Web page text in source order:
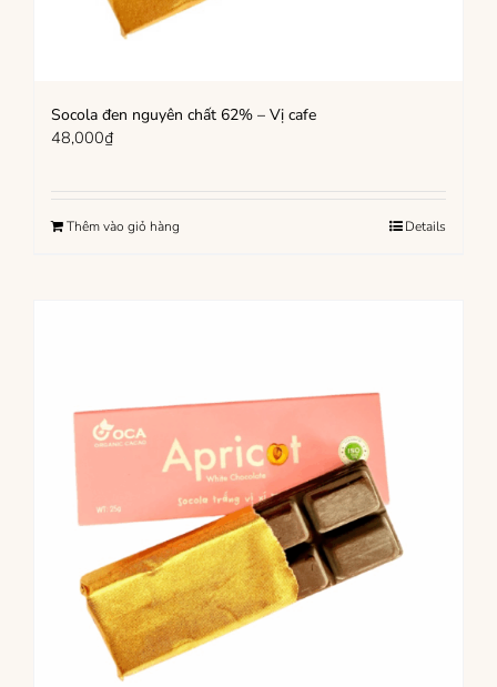
Socola đen nguyên chất 62% – Vị cafe
48,000₫
Thêm vào giỏ hàng Details